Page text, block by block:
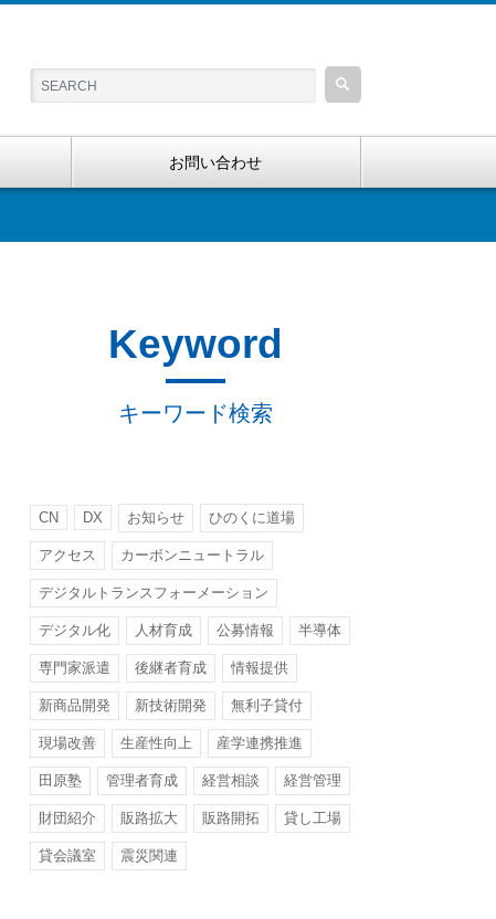
お問い合わせ
Keyword
キーワード検索
CN DX お知らせ ひのくに道場
アクセス カーボンニュートラル
デジタルトランスフォーメーション
デジタル化 人材育成 公募情報 半導体
専門家派遣 後継者育成 情報提供
新商品開発 新技術開発 無利子貸付
現場改善 生産性向上 産学連携推進
田原塾 管理者育成 経営相談 経営管理
財団紹介 販路拡大 販路開拓 貸し工場
貸会議室 震災関連